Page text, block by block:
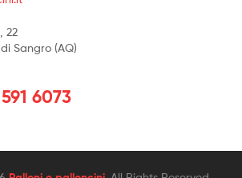
22
Sangro (AQ)
6073